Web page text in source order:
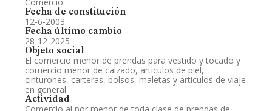
Fecha de constitución
12-6-2003
Fecha último cambio
28-12-2025
Objeto social
El comercio menor de prendas para vestido y tocado y
comercio menor de calzado, articulos de piel,
cinturones, carteras, bolsos, maletas y articulos de viaje
en general
Actividad